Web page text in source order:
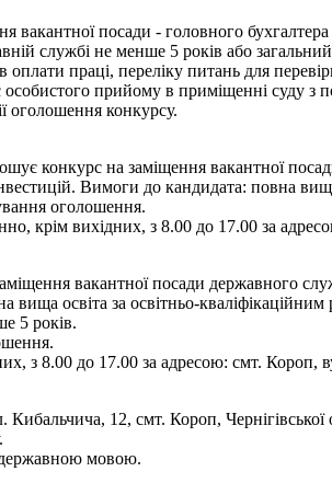
вакантної посади - головного
службі не менше 5 років або
праці, переліку питань для
прийому в приміщенні суду з
оголошення конкурсу.
конкурс на заміщення вакантної
Вимоги до кандидата: повна
оголошення.
крім вихідних, з 8.00 до 17.00 за
вакантної посади державного
освіта за освітньо-кваліфікаційним
5 років.
з 8.00 до 17.00 за адресою: смт. Короп,
12, смт. Короп,
державною мовою.